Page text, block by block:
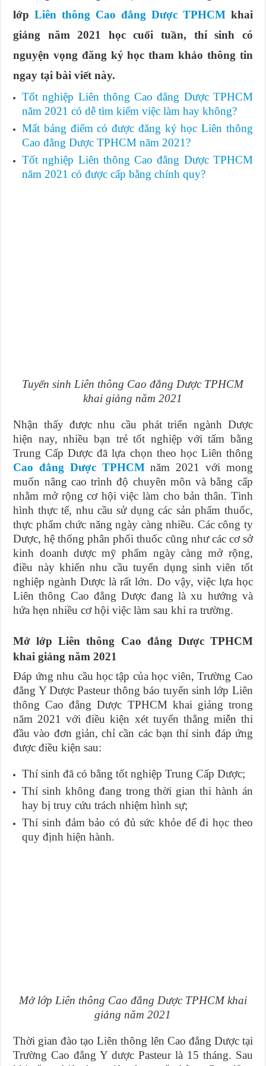
lớpLiên thông Cao đẳng Dược TPHCMkhai
giảng năm 2021 học cuối tuần, thí sinh có
nguyện vọng đăng ký học tham khảo thông tin
ngay tại bài viết này.
Tốt nghiệp Liên thông Cao đẳng Dược TPHCM
năm 2021 có dễ tìm kiếm việc làm hay không?
Mất bảng điểm có được đăng ký học Liên thông
Cao đẳng Dược TPHCM năm 2021?
Tốt nghiệp Liên thông Cao đẳng Dược TPHCM
năm 2021 có được cấp bằng chính quy?
Tuyển sinh Liên thông Cao đẳng Dược TPHCM
khai giảng năm 2021
Nhận thấy được nhu cầu phát triển ngành Dược
hiện nay, nhiều bạn trẻ tốt nghiệp với tấm bằng
Trung Cấp Dược đã lựa chọn theo học Liên thông
Cao đẳng Dược TPHCMnăm 2021 với mong
muốn nâng cao trình độ chuyên môn và bằng cấp
nhằm mở rộng cơ hội việc làm cho bản thân. Tình
hình thực tế, nhu cầu sử dụng các sản phẩm thuốc,
thực phẩm chức năng ngày càng nhiều. Các công ty
Dược, hệ thống phân phối thuốc cũng như các cơ sở
kinh doanh dược mỹ phẩm ngày càng mở rộng,
điều này khiến nhu cầu tuyển dụng sinh viên tốt
nghiệp ngành Dược là rất lớn. Do vậy, việc lựa học
Liên thông Cao đẳng Dược đang là xu hướng và
hứa hẹn nhiều cơ hội việc làm sau khi ra trường.
Mở lớp Liên thông Cao đẳng Dược TPHCM
khai giảng năm 2021
Đáp ứng nhu cầu học tập của học viên, Trường Cao
đẳng Y Dược Pasteur thông báo tuyển sinh lớp Liên
thông Cao đẳng Dược TPHCM khai giảng trong
năm 2021 với điều kiện xét tuyển thẳng miễn thi
đầu vào đơn giản, chỉ cần các bạn thí sinh đáp ứng
được điều kiện sau:
Thí sinh đã có bằng tốt nghiệp Trung Cấp Dược;
Thí sinh không đang trong thời gian thi hành án
hay bị truy cứu trách nhiệm hình sự;
Thí sinh đảm bảo có đủ sức khỏe để đi học theo
quy định hiện hành.
Mở lớp Liên thông Cao đẳng Dược TPHCM khai
giảng năm 2021
Thời gian đào tạo Liên thông lên Cao đẳng Dược tại
Trường Cao đẳng Y dược Pasteur là 15 tháng. Sau